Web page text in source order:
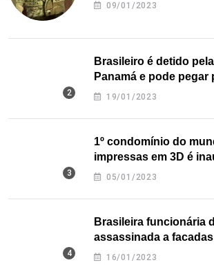
09/01/2023
Brasileiro é detido
Panamá e pode
nos EUA
19/01/2023
1º condomínio do
impressas em 3D é
Texas
05/01/2023
Brasileira funcionária
assassinada a
16/01/2023